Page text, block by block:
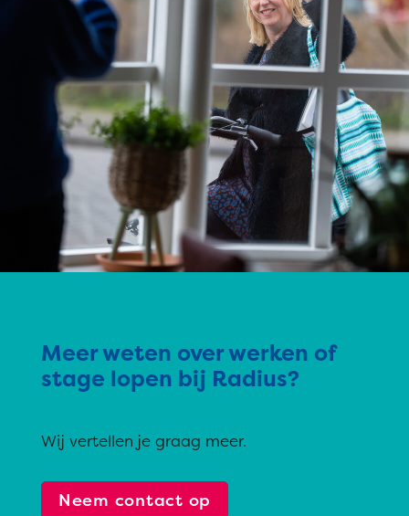
Meer weten over werken of
stage lopen bij Radius?
Wij vertellen je graag meer.
Neem contact op